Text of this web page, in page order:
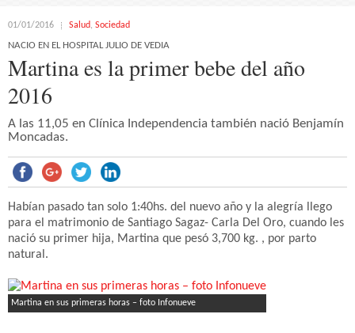
01/01/2016 Salud, Sociedad
NACIO EN EL HOSPITAL JULIO DE VEDIA
Martina es la primer bebe del año
2016
A las 11,05 en Clínica Independencia también nació Benjamín
Moncadas.
Habían pasado tan solo 1:40hs. del nuevo año y la alegría llego
para el matrimonio de Santiago Sagaz- Carla Del Oro, cuando les
nació su primer hija, Martina que pesó 3,700 kg. , por parto
natural.
Martina en sus primeras horas – foto Infonueve